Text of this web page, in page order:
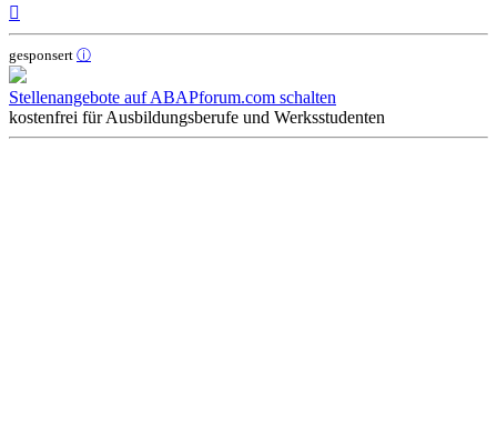
gesponsert ⓘ
Stellenangebote auf ABAPforum.com schalten
kostenfrei für Ausbildungsberufe und Werksstudenten